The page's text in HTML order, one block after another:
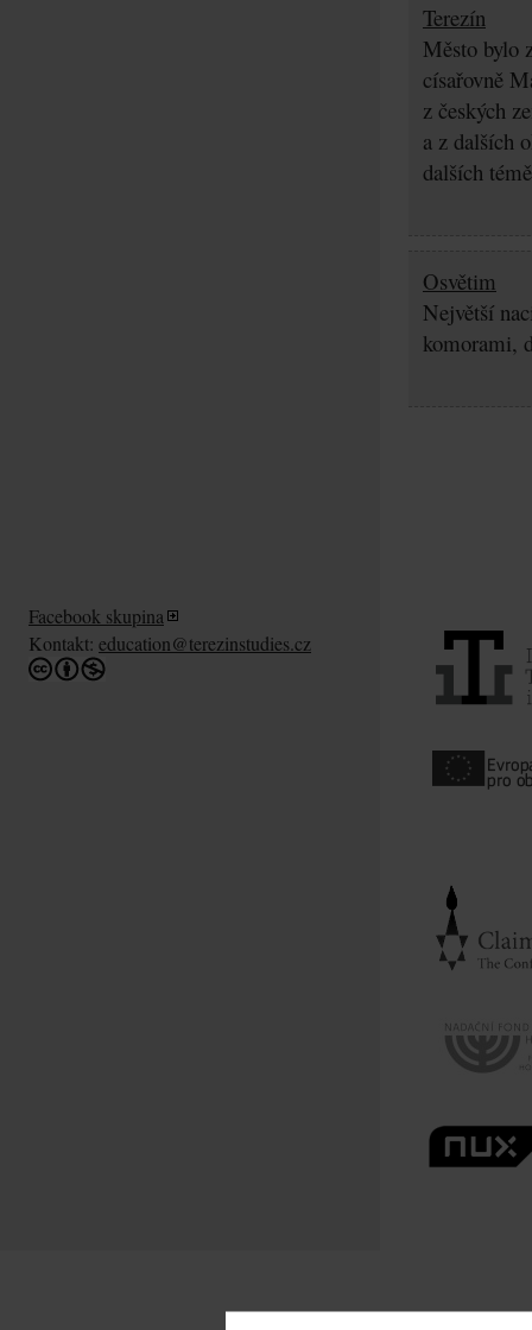
Terezín
Město bylo
císařovně
z českých
a z dalších
dalších
Osvětim
Největší
komorami,
Facebook skupina
Kontakt: education@terezinstudies.cz